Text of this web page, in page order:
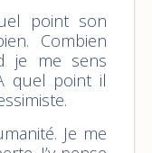
point son
Combien
je me sens
quel point il
Je me